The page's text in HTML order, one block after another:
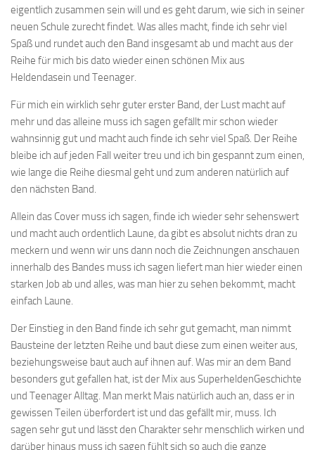
eigentlich zusammen sein will und es geht darum, wie sich in seiner
neuen Schule zurecht findet. Was alles macht, finde ich sehr viel
Spaß und rundet auch den Band insgesamt ab und macht aus der
Reihe für mich bis dato wieder einen schönen Mix aus
Heldendasein und Teenager.
Für mich ein wirklich sehr guter erster Band, der Lust macht auf
mehr und das alleine muss ich sagen gefällt mir schon wieder
wahnsinnig gut und macht auch finde ich sehr viel Spaß. Der Reihe
bleibe ich auf jeden Fall weiter treu und ich bin gespannt zum einen,
wie lange die Reihe diesmal geht und zum anderen natürlich auf
den nächsten Band.
Allein das Cover muss ich sagen, finde ich wieder sehr sehenswert
und macht auch ordentlich Laune, da gibt es absolut nichts dran zu
meckern und wenn wir uns dann noch die Zeichnungen anschauen
innerhalb des Bandes muss ich sagen liefert man hier wieder einen
starken Job ab und alles, was man hier zu sehen bekommt, macht
einfach Laune.
Der Einstieg in den Band finde ich sehr gut gemacht, man nimmt
Bausteine der letzten Reihe und baut diese zum einen weiter aus,
beziehungsweise baut auch auf ihnen auf. Was mir an dem Band
besonders gut gefallen hat, ist der Mix aus SuperheldenGeschichte
und Teenager Alltag. Man merkt Mais natürlich auch an, dass er in
gewissen Teilen überfordert ist und das gefällt mir, muss. Ich
sagen sehr gut und lässt den Charakter sehr menschlich wirken und
darüber hinaus muss ich sagen fühlt sich so auch die ganze